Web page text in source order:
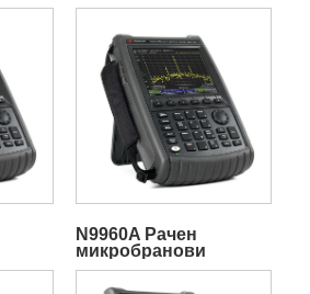
N9960A Рачен
микробранови
спектрумски
анализатор FieldFox